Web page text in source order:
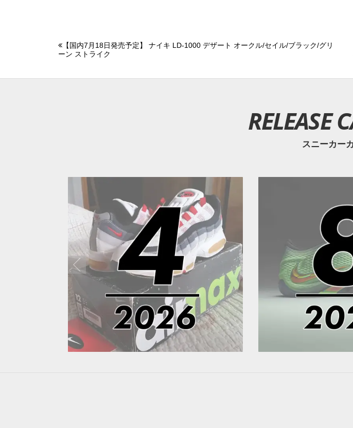
【国内7月18日発売予定】 ナイキ LD-1000 デザート オークル/セイル/ブラック/グリ
ーン ストライク
RELEASE
スニーカー